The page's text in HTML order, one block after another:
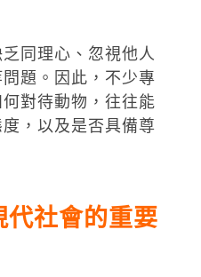
同理心、忽視他人
題。因此，不少專
對待動物，往往能
，以及是否具備尊
代社會的重要